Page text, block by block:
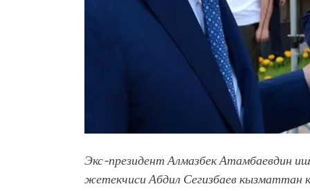
Экс-президент Алмазбек Атамбаевдин
жетекчиси Абдил Сегизбаев кызматтан